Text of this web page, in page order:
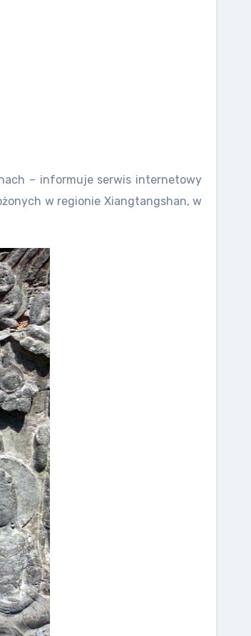
– informuje serwis internetowy
w regionie Xiangtangshan, w